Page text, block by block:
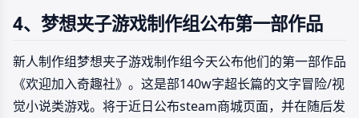
4、梦想夹子游戏制作组公布第一部作品
新人制作组梦想夹子游戏制作组今天公布他们的第一部作品
《欢迎加入奇趣社》。这是部140w字超长篇的文字冒险/视
觉小说类游戏。将于近日公布steam商城页面，并在随后发